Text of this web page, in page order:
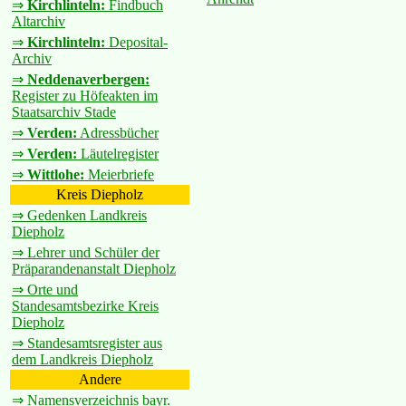
⇒ Kirchlinteln: Findbuch
Altarchiv
⇒ Kirchlinteln: Deposital-
Archiv
⇒ Neddenaverbergen:
Register zu Höfeakten im
Staatsarchiv Stade
⇒ Verden: Adressbücher
⇒ Verden: Läutelregister
⇒ Wittlohe: Meierbriefe
Kreis Diepholz
⇒ Gedenken Landkreis
Diepholz
⇒ Lehrer und Schüler der
Präparandenanstalt Diepholz
⇒ Orte und
Standesamtsbezirke Kreis
Diepholz
⇒ Standesamtsregister aus
dem Landkreis Diepholz
Andere
⇒ Namensverzeichnis bayr.